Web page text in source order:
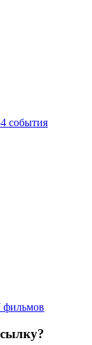
события
фильмов